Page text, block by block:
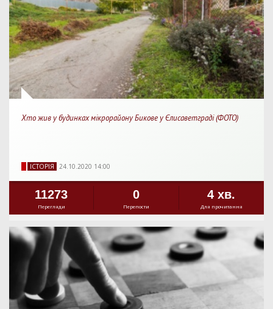
Хто жив у будинках мікрорайону Бикове у Єлисаветграді (ФОТО)
IСТОРIЯ 24.10.2020 14:00
11273
Перегляди
0
Перепости
4 хв.
Для прочитання